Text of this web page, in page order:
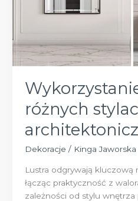
różnych
Dekoracje / Kinga Jaworska
Lustra odgrywają kluczową
łącząc praktyczność z
zależności od stylu